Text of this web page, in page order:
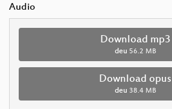
Audio
Download mp3
deu 56.2 MB
Download opus
deu 38.4 MB